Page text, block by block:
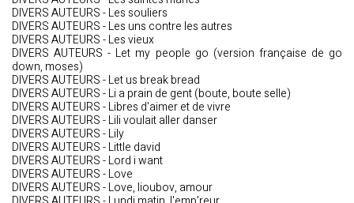
DIVERS AUTEURS - Les souliers
DIVERS AUTEURS - Les uns contre les autres
DIVERS AUTEURS - Les vieux
DIVERS AUTEURS - Let my people go (version française de go
down, moses)
DIVERS AUTEURS - Let us break bread
DIVERS AUTEURS - Li a prain de gent (boute, boute selle)
DIVERS AUTEURS - Libres d'aimer et de vivre
DIVERS AUTEURS - Lili voulait aller danser
DIVERS AUTEURS - Lily
DIVERS AUTEURS - Little david
DIVERS AUTEURS - Lord i want
DIVERS AUTEURS - Love
DIVERS AUTEURS - Love, lioubov, amour